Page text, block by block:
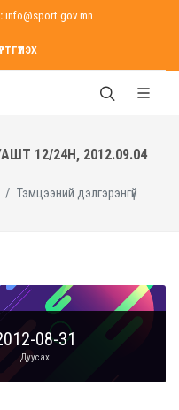
info@sport.gov.mn
12/24H, 2012.09.04
Тэмцээний дэлгэрэнгүй
08-31
Дуусах